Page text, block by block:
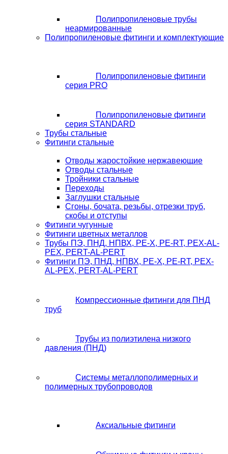
Полипропиленовые трубы
неармированные
Полипропиленовые фитинги и комплектующие
Полипропиленовые фитинги
серия PRO
Полипропиленовые фитинги
серия STANDARD
Трубы стальные
Фитинги стальные
Отводы жаростойкие нержавеющие
Отводы стальные
Тройники стальные
Переходы
Заглушки стальные
Сгоны, бочата, резьбы, отрезки труб,
скобы и отступы
Фитинги чугунные
Фитинги цветных металлов
Трубы ПЭ, ПНД, НПВХ, PE-X, PE-RT, PEX-AL-
PEX, PERT-AL-PERT
Фитинги ПЭ, ПНД, НПВХ, PE-X, PE-RT, PEX-
AL-PEX, PERT-AL-PERT
Компрессионные фитинги для ПНД
труб
Трубы из полиэтилена низкого
давления (ПНД)
Системы металлополимерных и
полимерных трубопроводов
Аксиальные фитинги